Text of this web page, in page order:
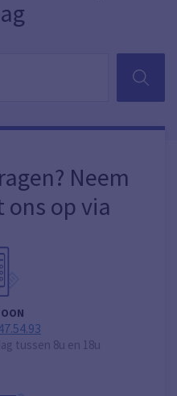
ZOEKEN
Neem
op via
tussen 8u en 18u